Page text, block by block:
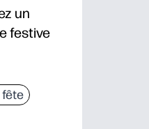
un
festive